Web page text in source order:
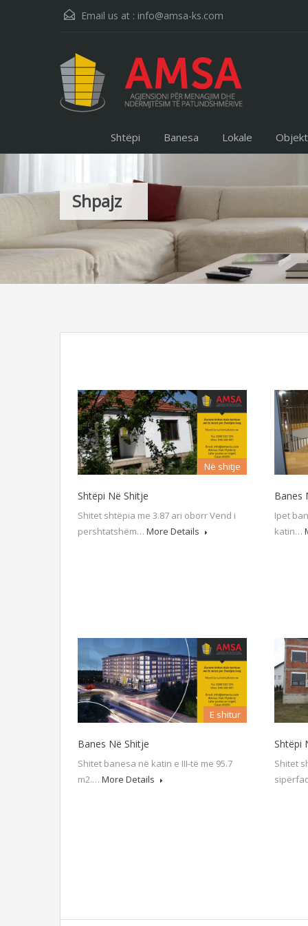
Email us at : info@amsa-ks.com
Shtëpi Banesa Lokale
Shpajz
Në shitje
Shtëpi Në Shitje
Shitet shtëpia me 3.87 ari oborr Vend i
pershtatshëm… More Details
Banes
Ipet
katin…
E shitur
Banes Në Shitje
Shitet banesa në katin e III-të me 95.7
m2.… More Details
Shtëpi
Shitet